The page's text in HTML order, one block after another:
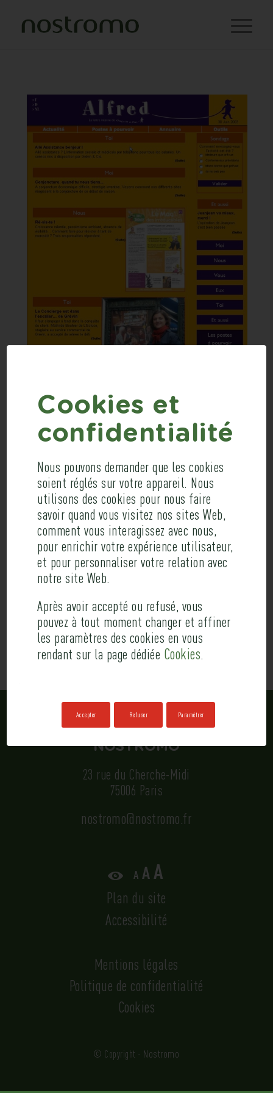
Cookies et
confidentialité
Nous pouvons demander que les cookies
soient réglés sur votre appareil. Nous
utilisons des cookies pour nous faire
savoir quand vous visitez nos sites Web,
comment vous interagissez avec nous,
pour enrichir votre expérience utilisateur,
et pour personnaliser votre relation avec
notre site Web.
Après avoir accepté ou refusé, vous
pouvez à tout moment changer et affiner
les paramètres des cookies en vous
rendant sur la page dédiée Cookies.
Accepter Refuser Paramétrer
COMPAGNIE DES
ALPES
Intranet
Conception et rewriting de l’intranet de
Grévin et Cie (Parc Astérix, Musée Grévin,
Aquarium de Saint Malo, Française
Miniature)
compagniedesalpes.com
NOSTROMO
23 rue du Cherche-Midi
75006 Paris
nostromo@nostromo.fr
A Diminuer
taille
du
A Réinitialiser
la
taille
du
A
taille
du
texte.
Plan du site
Accessibilité
Mentions légales
Politique de confidentialité
Cookies
© Copyright - Nostromo